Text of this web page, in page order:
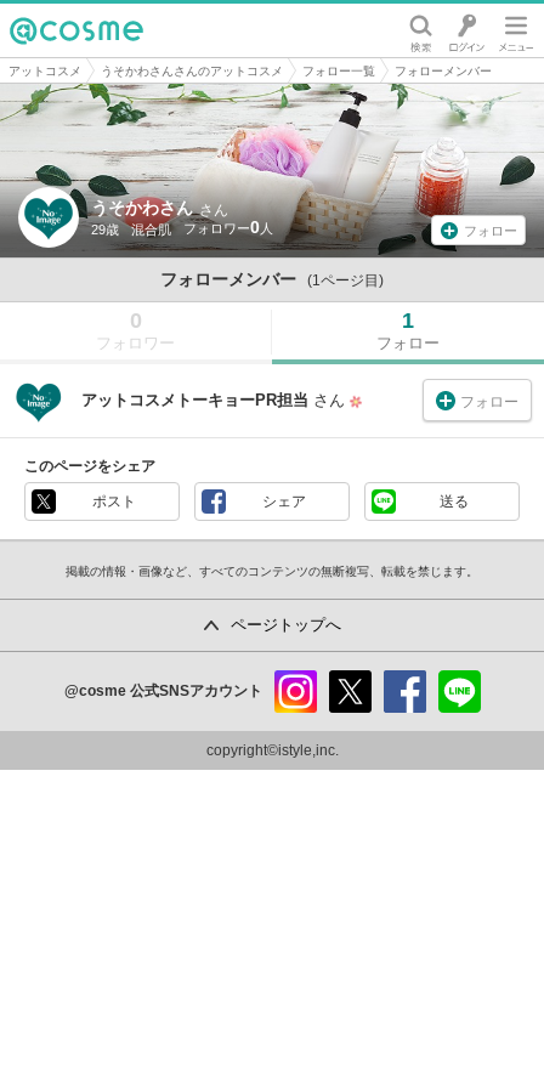
@cosme
アットコスメ うそかわさんさんのアットコスメ フォロー一覧 フォローメンバー
うそかわさん さん
29歳 混合肌 0 フォロー
フォローメンバー (1ページ目)
0
フォロワー
1
フォロー
アットコスメトーキョーPR担当 さん フォロー
このページをシェア
ポスト シェア 送る
掲載の情報・画像など、すべてのコンテンツの無断複写、転載を禁じます。
ページトップへ
@cosme 公式SNSアカウント
ram
copyright©istyle,inc.